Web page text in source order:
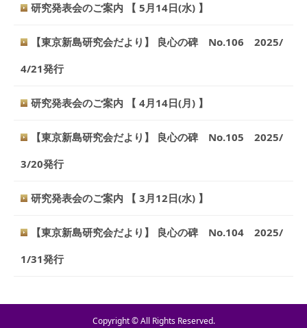
研究発表会のご案内 【 5月14日(水) 】
【東京新島研究会だより】 良心の碑 No.106 2025/
4/21発行
研究発表会のご案内 【 4月14日(月) 】
【東京新島研究会だより】 良心の碑 No.105 2025/
3/20発行
研究発表会のご案内 【 3月12日(水) 】
【東京新島研究会だより】 良心の碑 No.104 2025/
1/31発行
Copyright © All Rights Reserved.